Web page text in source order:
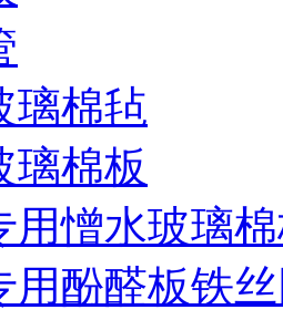
璃棉毡
璃棉板
用憎水玻璃
用酚醛板铁